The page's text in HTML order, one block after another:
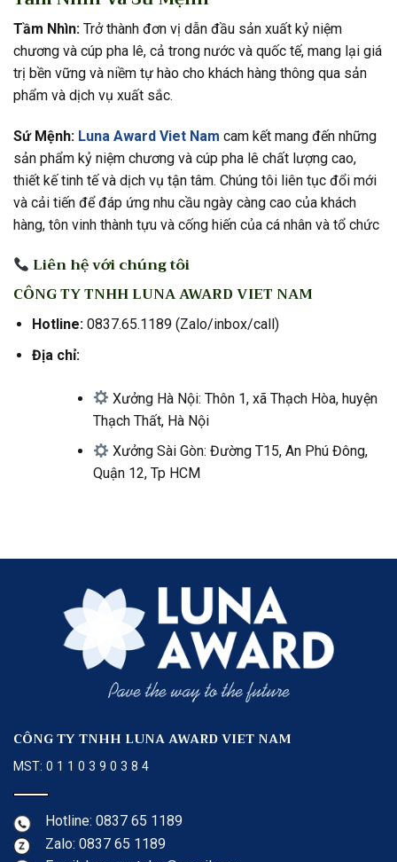
Tầm Nhìn: Trở thành đơn vị dẫn đầu sản xuất kỷ niệm
chương và cúp pha lê, cả trong nước và quốc tế, mang lại giá
trị bền vững và niềm tự hào cho khách hàng thông qua sản
phẩm và dịch vụ xuất sắc.
Sứ Mệnh: Luna Award Viet Nam cam kết mang đến những
sản phẩm kỷ niệm chương và cúp pha lê chất lượng cao,
thiết kế tinh tế và dịch vụ tận tâm. Chúng tôi liên tục đổi mới
và cải tiến để đáp ứng nhu cầu ngày càng cao của khách
hàng, tôn vinh thành tựu và cống hiến của cá nhân và tổ chức
Liên hệ với chúng tôi
CÔNG TY TNHH LUNA AWARD VIET NAM
Hotline:0837.65.1189 (Zalo/inbox/call)
Địa chỉ:
Xưởng Hà Nội: Thôn 1, xã Thạch Hòa, huyện
Thạch Thất, Hà Nội
Xưởng Sài Gòn: Đường T15, An Phú Đông,
Quận 12, Tp HCM
CÔNG TY TNHH LUNA AWARD VIET NAM
MST: 0 1 1 0 3 9 0 3 8 4
Hotline: 0837 65 1189
Zalo: 0837 65 1189